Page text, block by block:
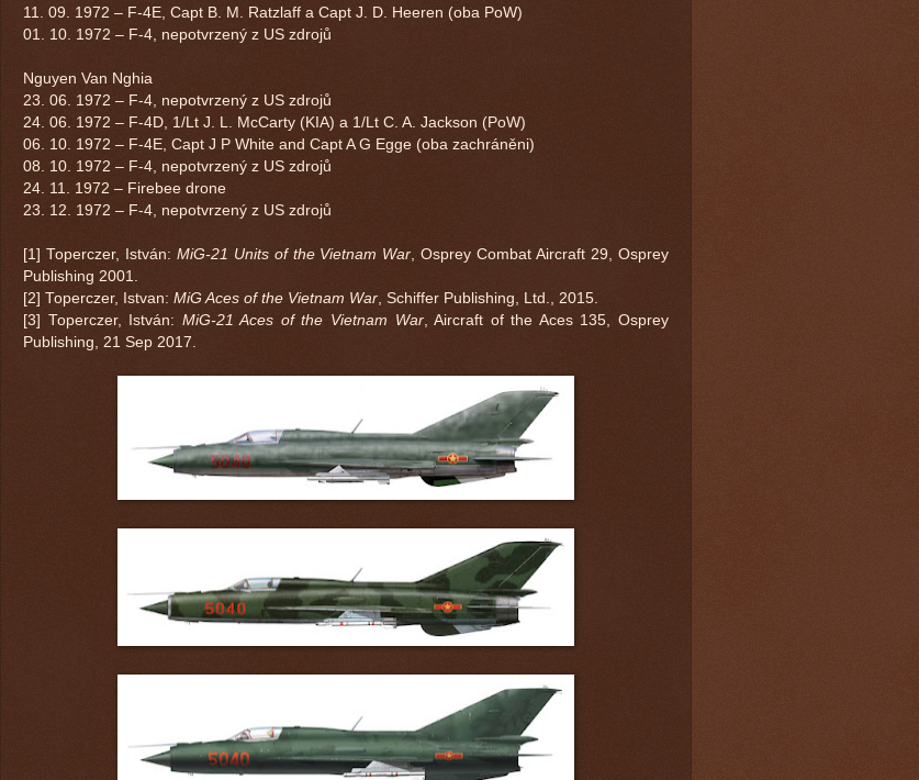
11. 09. 1972 – F-4E, Capt B. M. Ratzlaff a Capt J. D. Heeren (oba PoW)
01. 10. 1972 – F-4, nepotvrzený z US zdrojů
Nguyen Van Nghia
23. 06. 1972 – F-4, nepotvrzený z US zdrojů
24. 06. 1972 – F-4D, 1/Lt J. L. McCarty (KIA) a 1/Lt C. A. Jackson (PoW)
06. 10. 1972 – F-4E, Capt J P White and Capt A G Egge (oba zachráněni)
08. 10. 1972 – F-4, nepotvrzený z US zdrojů
24. 11. 1972 – Firebee drone
23. 12. 1972 – F-4, nepotvrzený z US zdrojů
[1] Toperczer, István: MiG-21 Units of the Vietnam War , Osprey Combat Aircraft 29, Osprey
Publishing 2001.
[2] Toperczer, Istvan: MiG Aces of the Vietnam War , Schiffer Publishing, Ltd., 2015.
[3] Toperczer, István: MiG-21 Aces of the Vietnam War, Aircraft of the Aces 135, Osprey
Publishing, 21 Sep 2017.